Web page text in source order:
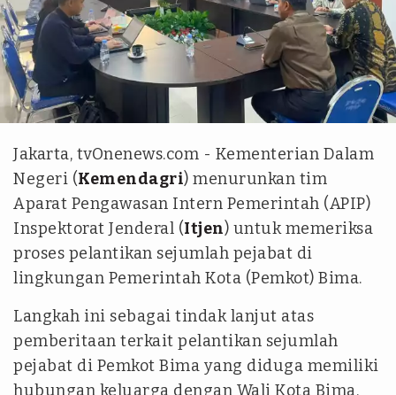
Puspen Kemendagri
Jakarta, tvOnenews.com - Kementerian Dalam
Negeri (Kemendagri) menurunkan tim
Aparat Pengawasan Intern Pemerintah (APIP)
Inspektorat Jenderal (Itjen) untuk memeriksa
proses pelantikan sejumlah pejabat di
lingkungan Pemerintah Kota (Pemkot) Bima.
Langkah ini sebagai tindak lanjut atas
pemberitaan terkait pelantikan sejumlah
pejabat di Pemkot Bima yang diduga memiliki
hubungan keluarga dengan Wali Kota Bima.